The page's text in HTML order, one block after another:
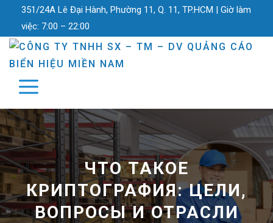
351/24A Lê Đại Hành, Phường 11, Q. 11, TP.HCM | Giờ làm
việc: 7:00 – 22:00
ЧТО ТАКОЕ
КРИПТОГРАФИЯ: ЦЕЛИ,
ВОПРОСЫ И ОТРАСЛИ